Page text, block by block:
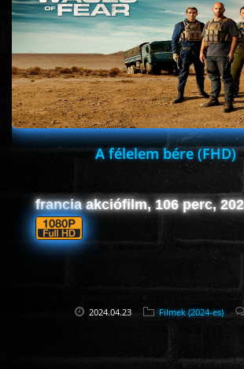
A félelem bére (FHD)
francia akciófilm, 106 perc,
2024.04.23 Filmek (2024-es)